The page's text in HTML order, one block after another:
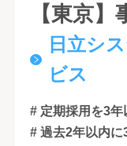
【東京
日立シ
ビス
# 定期採用を3年
# 過去2年以内